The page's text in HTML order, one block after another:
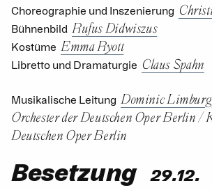
Choreographie und Inszenierung
Bühnenbild Rufus Didwiszus
Kostüme Emma Ryott
Libretto und Dramaturgie Claus Spahn
Musikalische Leitung Dominic Limburg
Orchester der Deutschen Oper Berlin /
Deutschen Oper Berlin
Besetzung 29.12.